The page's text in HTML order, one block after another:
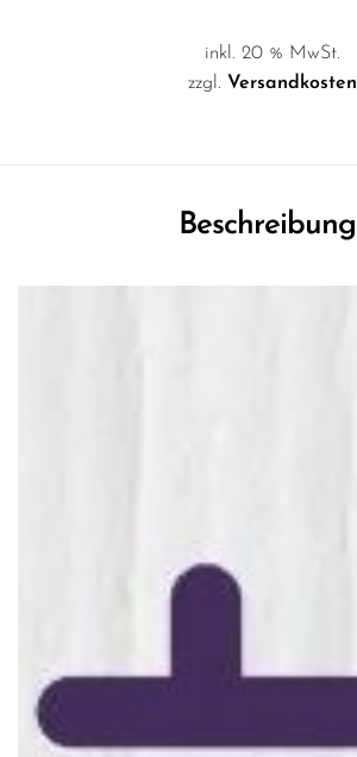
inkl. 20 % MwSt.
zzgl. Versandkosten
Beschreibung